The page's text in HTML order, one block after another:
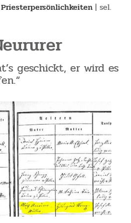
Priesterpersönlichkeiten | sel.
geschickt, er wird es